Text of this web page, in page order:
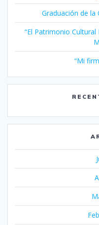
Graduación de la
“El Patrimonio
“Mi